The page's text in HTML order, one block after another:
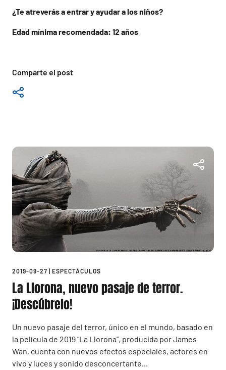
Comparte el post
¿Te atreverás a entrar y ayudar a los niños?
Edad mínima recomendada: 12 años
2019-09-27 ESPECTÁCULOS
La Llorona, nuevo pasaje de terror.
¡Descúbrelo!
Un nuevo pasaje del terror, único en el mundo, basado en
la película de 2019 “La Llorona”, producida por James
Wan, cuenta con nuevos efectos especiales, actores en
vivo y luces y sonido desconcertante...